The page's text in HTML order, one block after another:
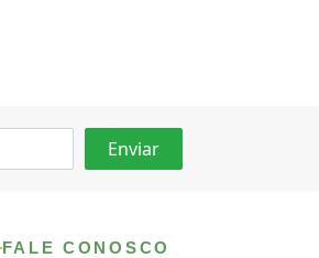
FALE CONOSCO